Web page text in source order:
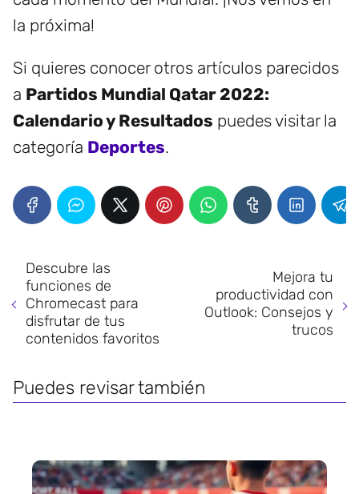
la próxima!
Si quieres conocer otros artículos parecidos
a Partidos Mundial Qatar 2022:
Calendario y Resultados puedes visitar la
categoría Deportes.
Descubre las
funciones de
Chromecast para
disfrutar de tus
contenidos favoritos
Mejora tu
productividad con
Outlook: Consejos y
trucos
Puedes revisar también